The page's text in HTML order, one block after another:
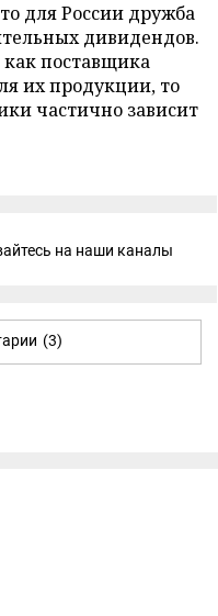
для России дружба
дивидендов.
поставщика
их продукции, то
частично зависит
на наши каналы
(3)